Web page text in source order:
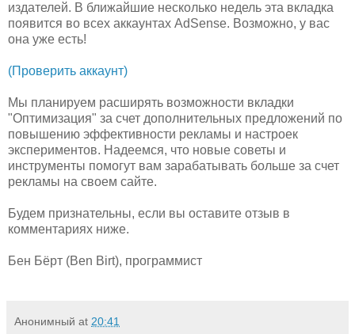
издателей. В ближайшие несколько недель эта вкладка
появится во всех аккаунтах AdSense. Возможно, у вас
она уже есть!
(Проверить аккаунт)
Мы планируем расширять возможности вкладки
"Оптимизация" за счет дополнительных предложений по
повышению эффективности рекламы и настроек
экспериментов. Надеемся, что новые советы и
инструменты помогут вам зарабатывать больше за счет
рекламы на своем сайте.
Будем признательны, если вы оставите отзыв в
комментариях ниже.
Бен Бёрт (Ben Birt), программист
Анонимный at 20:41